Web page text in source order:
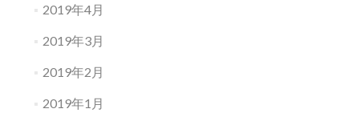
2019年4月
2019年3月
2019年2月
2019年1月